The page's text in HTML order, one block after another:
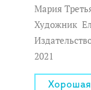
Мария
Художник
2021
Хорошая